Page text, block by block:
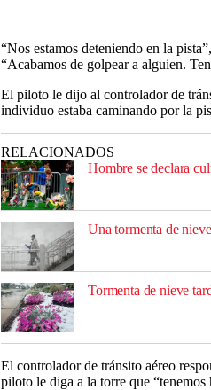
“Nos estamos deteniendo en la
“Acabamos de golpear a alguien.
El piloto le dijo al controlador de
individuo estaba caminando por la
RELACIONADOS
Hombre se declara
Una tormenta de
Tormenta de nieve
El controlador de tránsito aéreo
piloto le diga a la torre que “tenemos